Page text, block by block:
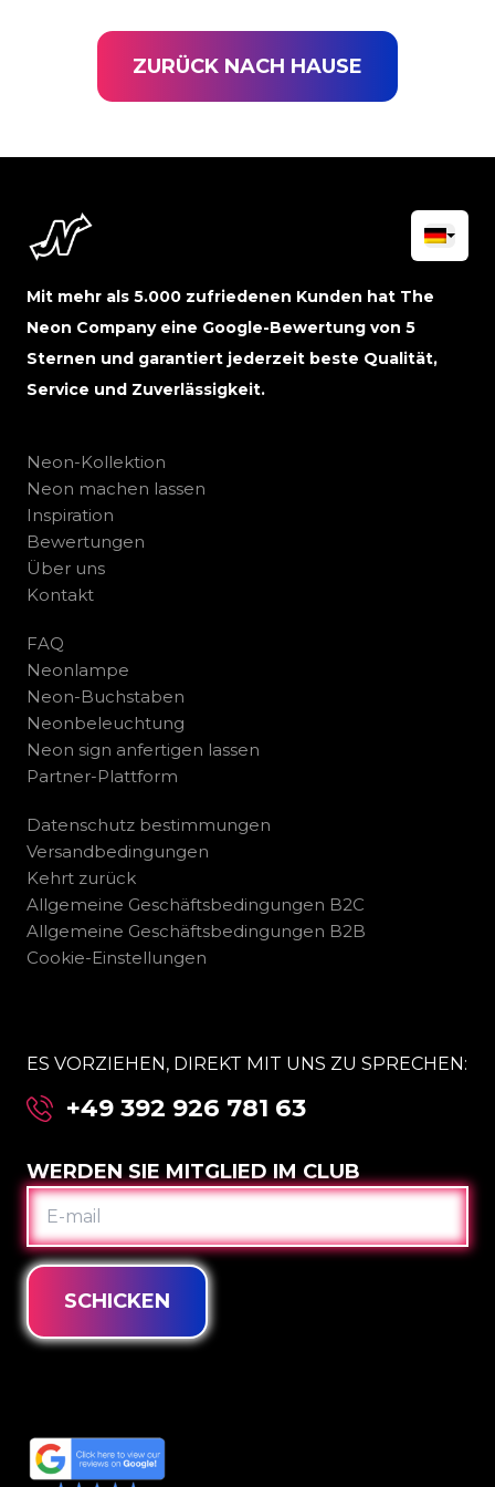
ZURÜCK NACH HAUSE
Mit mehr als 5.000 zufriedenen Kunden hat The
Neon Company eine Google-Bewertung von 5
Sternen und garantiert jederzeit beste Qualität,
Service und Zuverlässigkeit.
Neon-Kollektion
Neon machen lassen
Inspiration
Bewertungen
Über uns
Kontakt
FAQ
Neonlampe
Neon-Buchstaben
Neonbeleuchtung
Neon sign anfertigen lassen
Partner-Plattform
Datenschutz bestimmungen
Versandbedingungen
Kehrt zurück
Allgemeine Geschäftsbedingungen B2C
Allgemeine Geschäftsbedingungen B2B
Cookie-Einstellungen
ES VORZIEHEN, DIREKT MIT UNS ZU SPRECHEN:
+49 392 926 781 63
WERDEN SIE MITGLIED IM CLUB
E-
MAIL
SCHICKEN